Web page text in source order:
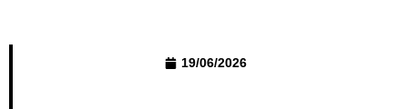
19/06/2026